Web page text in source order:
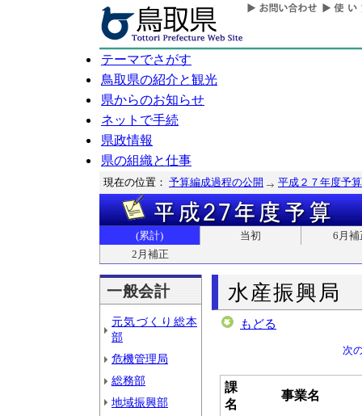
テーマでさがす
鳥取県の紹介と観光
県からのお知らせ
ネットで手続
県政情報
県の組織と仕事
現在の位置： 予算編成過程の公開 平成２７年度予算
(累計) 当初
6月補
2月補正
一般会計
元気づくり総本
部
危機管理局
総務部
地域振興部
水産振興局
もどる
次
課
名
事業名